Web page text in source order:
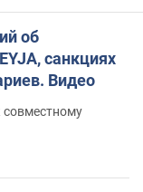
об
санкциях
Видео
совместному